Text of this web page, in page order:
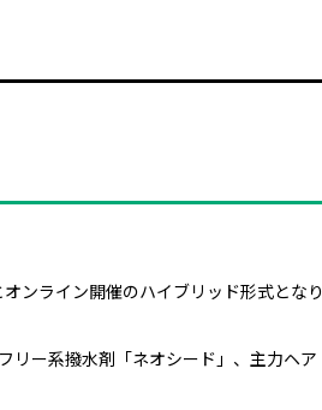
ンライン開催のハイブリッド形式となり
リー系撥水剤「ネオシード」、主力ヘア